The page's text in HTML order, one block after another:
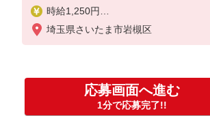
時給1,250円
★週払いOK（規定あり）
埼玉県さいたま市岩槻区
応募画面へ進む
1分で応募完了!!